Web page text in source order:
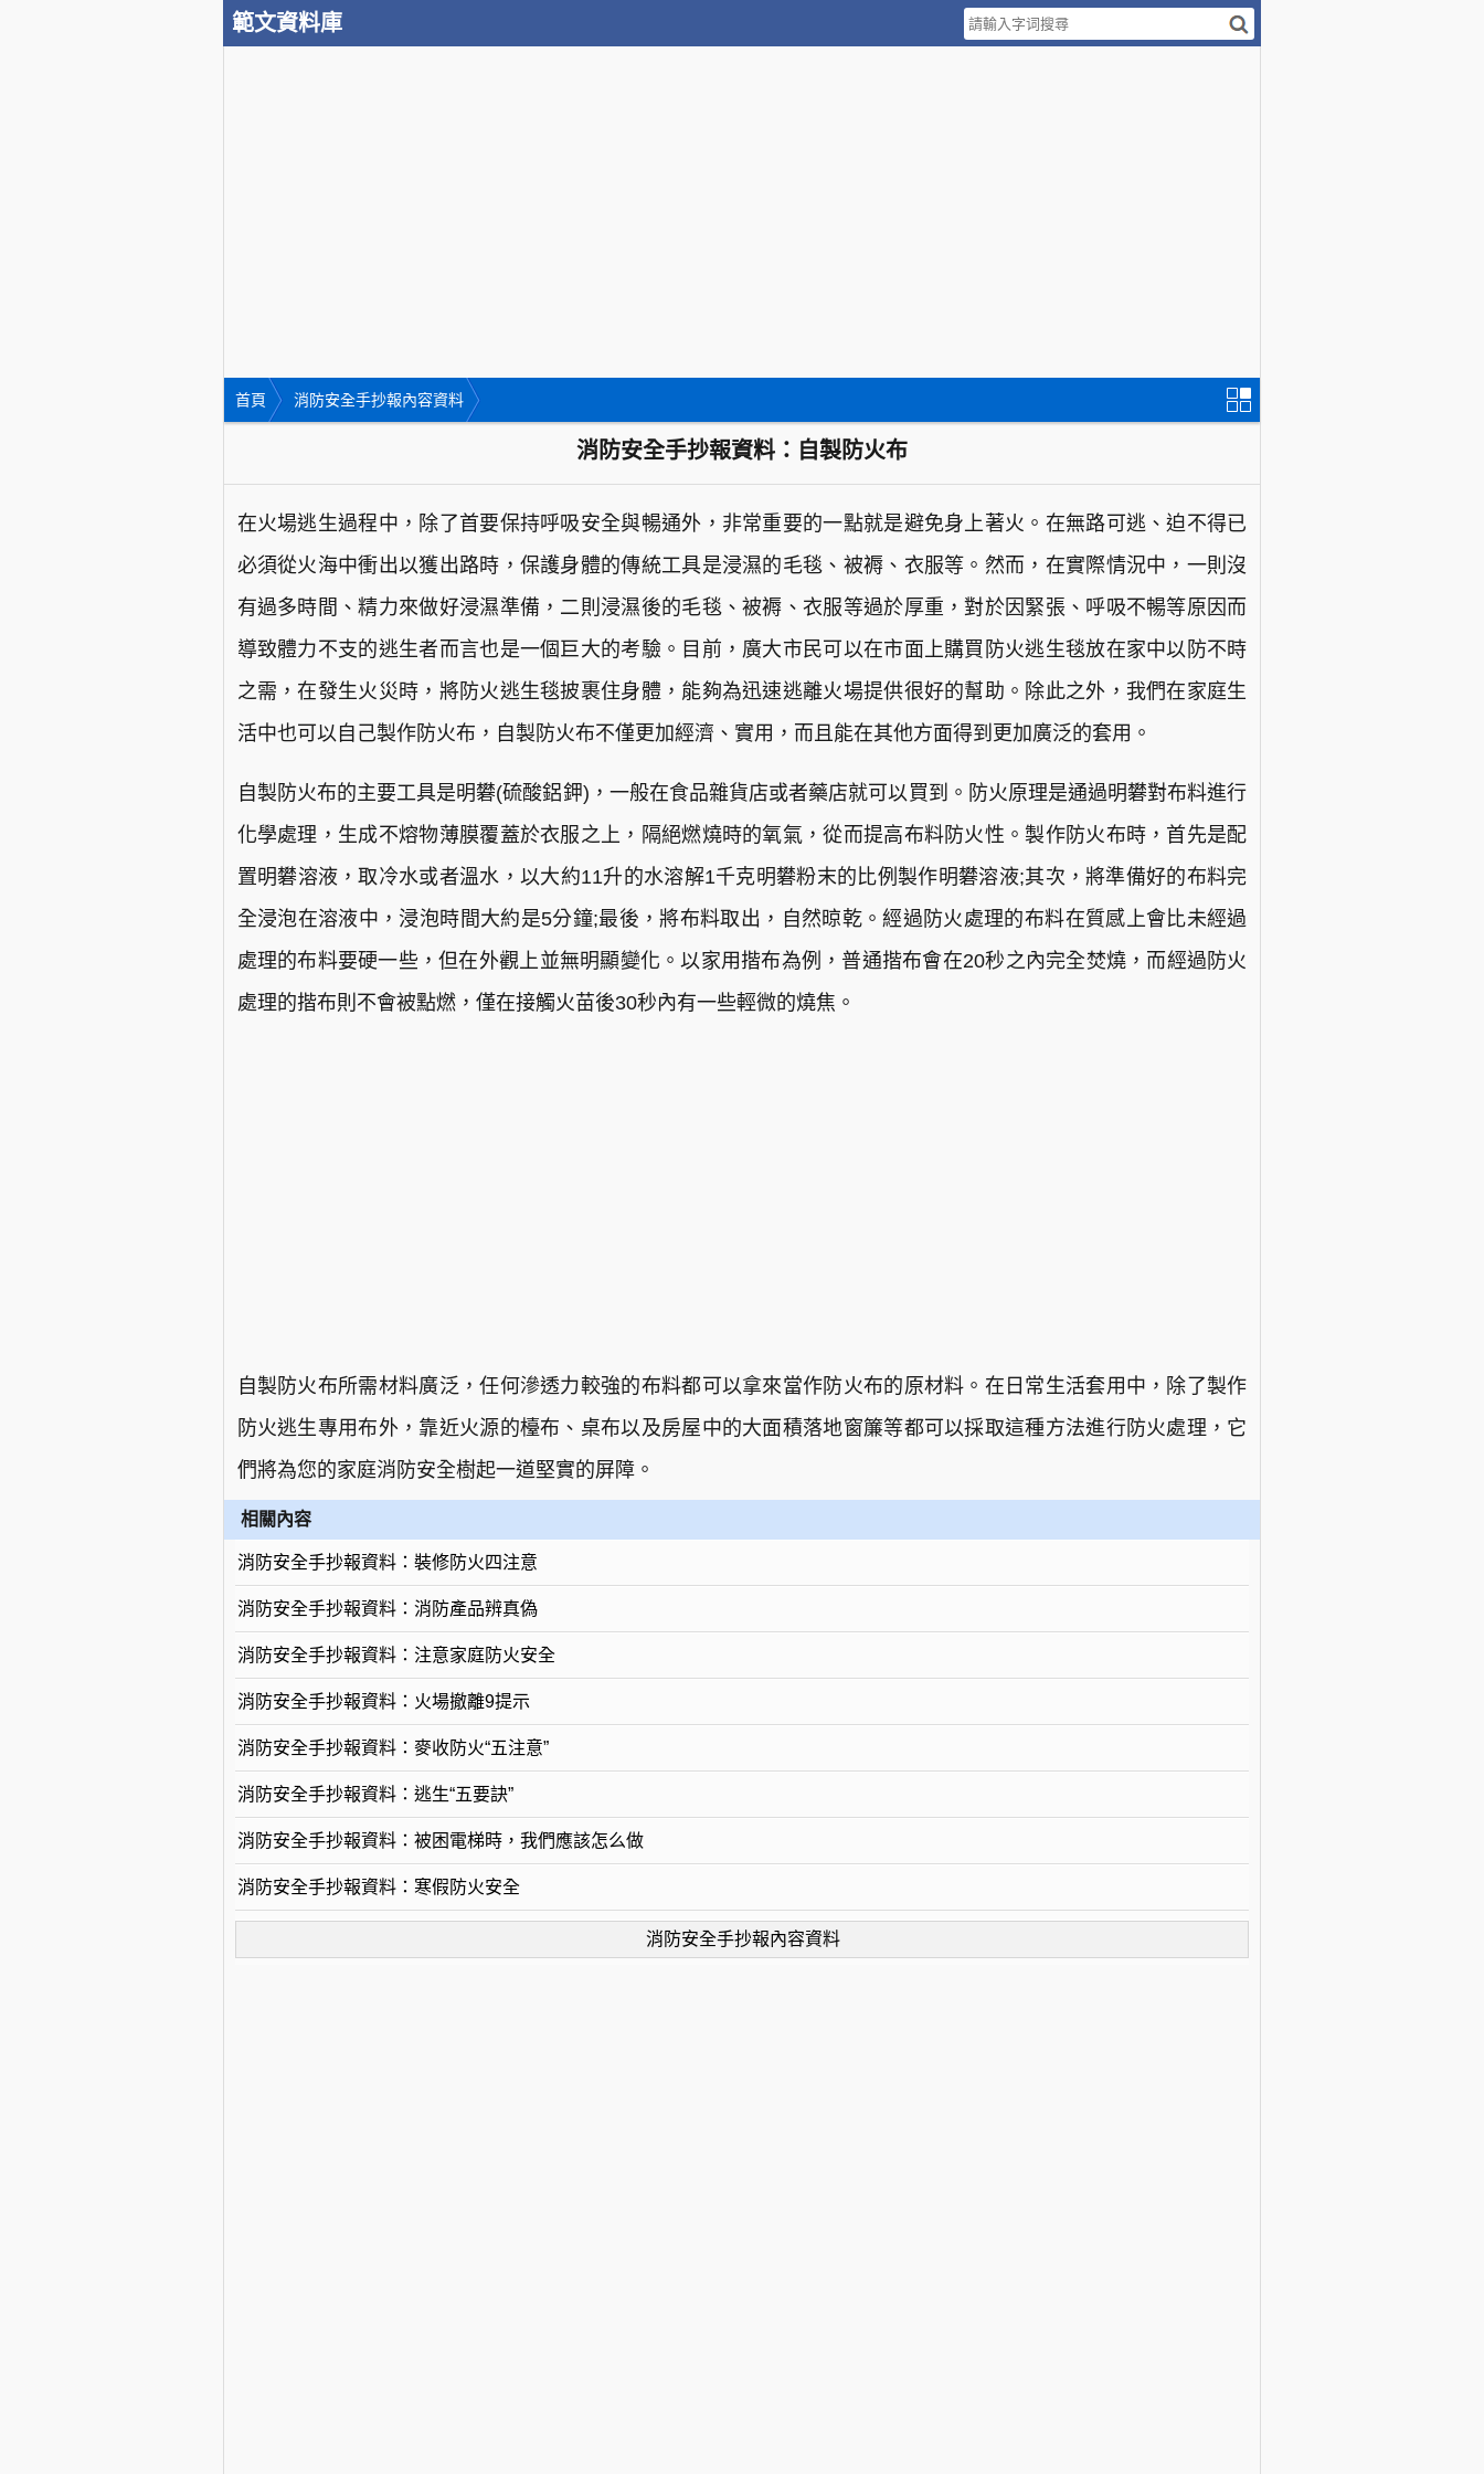
範文資料庫
首頁 消防安全手抄報內容資料
消防安全手抄報資料：自製防火布
在火場逃生過程中，除了首要保持呼吸安全與暢通外，非常重要的一點就是避免身上著火。在無路可逃、迫不得已
必須從火海中衝出以獲出路時，保護身體的傳統工具是浸濕的毛毯、被褥、衣服等。然而，在實際情況中，一則沒
有過多時間、精力來做好浸濕準備，二則浸濕後的毛毯、被褥、衣服等過於厚重，對於因緊張、呼吸不暢等原因而
導致體力不支的逃生者而言也是一個巨大的考驗。目前，廣大市民可以在市面上購買防火逃生毯放在家中以防不時
之需，在發生火災時，將防火逃生毯披裹住身體，能夠為迅速逃離火場提供很好的幫助。除此之外，我們在家庭生
活中也可以自己製作防火布，自製防火布不僅更加經濟、實用，而且能在其他方面得到更加廣泛的套用。
自製防火布的主要工具是明礬(硫酸鋁鉀)，一般在食品雜貨店或者藥店就可以買到。防火原理是通過明礬對布料進行
化學處理，生成不熔物薄膜覆蓋於衣服之上，隔絕燃燒時的氧氣，從而提高布料防火性。製作防火布時，首先是配
置明礬溶液，取冷水或者溫水，以大約11升的水溶解1千克明礬粉末的比例製作明礬溶液;其次，將準備好的布料完
全浸泡在溶液中，浸泡時間大約是5分鐘;最後，將布料取出，自然晾乾。經過防火處理的布料在質感上會比未經過
處理的布料要硬一些，但在外觀上並無明顯變化。以家用揩布為例，普通揩布會在20秒之內完全焚燒，而經過防火
處理的揩布則不會被點燃，僅在接觸火苗後30秒內有一些輕微的燒焦。
自製防火布所需材料廣泛，任何滲透力較強的布料都可以拿來當作防火布的原材料。在日常生活套用中，除了製作
防火逃生專用布外，靠近火源的檯布、桌布以及房屋中的大面積落地窗簾等都可以採取這種方法進行防火處理，它
們將為您的家庭消防安全樹起一道堅實的屏障。
相關內容
消防安全手抄報資料：裝修防火四注意
消防安全手抄報資料：消防產品辨真偽
消防安全手抄報資料：注意家庭防火安全
消防安全手抄報資料：火場撤離9提示
消防安全手抄報資料：麥收防火“五注意”
消防安全手抄報資料：逃生“五要訣”
消防安全手抄報資料：被困電梯時，我們應該怎么做
消防安全手抄報資料：寒假防火安全
消防安全手抄報內容資料